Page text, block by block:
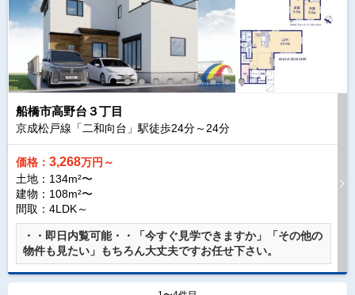
船橋市高野台３丁目
京成松戸線「二和向台」駅徒歩24分～ 24分
価格： 3,268万円～
土地：134m²〜
建物：108m²〜
間取：4LDK～
・・即日内覧可能・・「今すぐ見学できますか」「その他の
物件も見たい」もちろん大丈夫ですお任せ下さい。